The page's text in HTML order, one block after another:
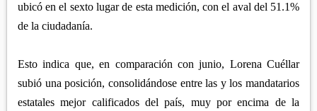
ubicó en el sexto lugar de esta medición, con el aval del 51.1%
de la ciudadanía.
Esto indica que, en comparación con junio, Lorena Cuéllar
subió una posición, consolidándose entre las y los mandatarios
estatales mejor calificados del país, muy por encima de la